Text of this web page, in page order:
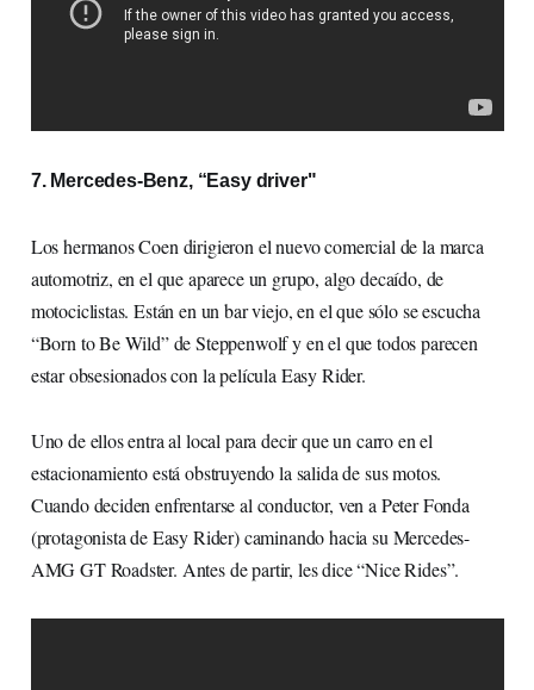
7. Mercedes-Benz, “Easy driver"
Los hermanos Coen dirigieron el nuevo comercial de la marca
automotriz, en el que aparece un grupo, algo decaído, de
motociclistas. Están en un bar viejo, en el que sólo se escucha
“Born to Be Wild” de Steppenwolf y en el que todos parecen
estar obsesionados con la película Easy Rider.
Uno de ellos entra al local para decir que un carro en el
estacionamiento está obstruyendo la salida de sus motos.
Cuando deciden enfrentarse al conductor, ven a Peter Fonda
(protagonista de Easy Rider) caminando hacia su Mercedes-
AMG GT Roadster. Antes de partir, les dice “Nice Rides”.